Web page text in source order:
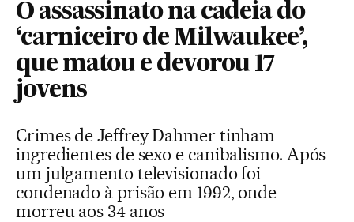
O assassinato na cadeia do
‘carniceiro de Milwaukee’,
que matou e devorou 17
jovens
Crimes de Jeffrey Dahmer tinham
ingredientes de sexo e canibalismo. Após
um julgamento televisionado foi
condenado à prisão em 1992, onde
morreu aos 34 anos